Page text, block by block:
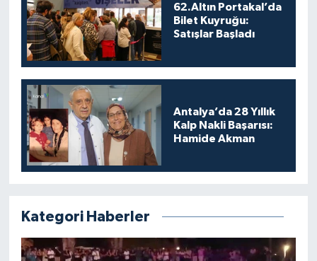
62.Altın Portakal’da
Bilet Kuyruğu:
Satışlar Başladı
Antalya’da 28 Yıllık
Kalp Nakli Başarısı:
Hamide Akman
Kategori Haberler